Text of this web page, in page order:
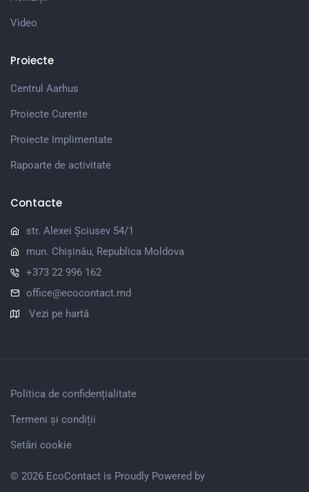
Video
Proiecte
Centrul Aarhus
Proiecte Curente
Proiecte Implimentate
Rapoarte de activitate
Contacte
str. Alexei Șciusev 54/1
mun. Chișinău, Republica Moldova
+373 22 996 162
office@ecocontact.md
Vezi pe hartă
Politica de confidențialitate
Termeni și condiții
Setări cookie
© 2026 EcoContact is Proudly Powered by